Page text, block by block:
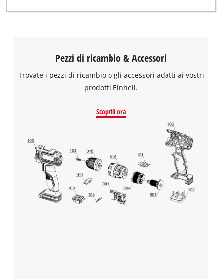
Pezzi di ricambio & Accessori
Trovate i pezzi di ricambio o gli accessori adatti ai vostri
prodotti Einhell.
Scoprili ora